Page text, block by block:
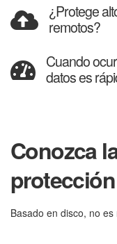
¿Protege
remotos?
Cuando
datos es
Conozca
Basado en disco, no